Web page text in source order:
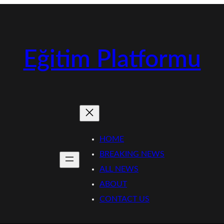
Eğitim Platformu
HOME
BREAKING NEWS
ALL NEWS
ABOUT
CONTACT US